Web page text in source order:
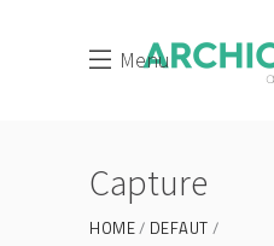
Menu
Capture
HOME
DEFAUT